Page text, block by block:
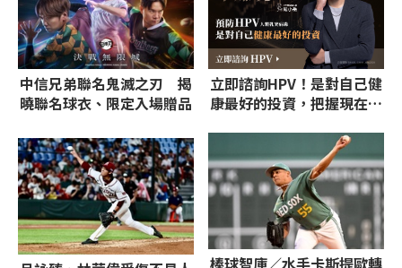
中信兄弟聯名鬼滅之刃 揭
曉聯名球衣、限定入場贈品
立即諮詢HPV！是對自己健
康最好的投資，把握現在不
棒球智庫／水手卡斯提歐轉